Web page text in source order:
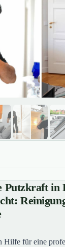
Putzkraft in
in Haushalt
Sie eine
Putzkraft in
Hilfe für eine